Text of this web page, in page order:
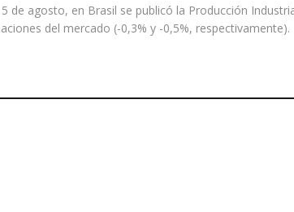
de agosto, en Brasil se publicó la Producción
del mercado (-0,3% y -0,5%,